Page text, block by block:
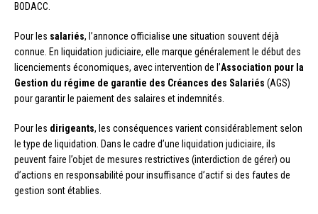
BODACC.
Pour les salariés, l’annonce officialise une situation souvent déjà
connue. En liquidation judiciaire, elle marque généralement le début des
licenciements économiques, avec intervention de l’Association pour la
Gestion du régime de garantie des Créances des Salariés (AGS)
pour garantir le paiement des salaires et indemnités.
Pour les dirigeants, les conséquences varient considérablement selon
le type de liquidation. Dans le cadre d’une liquidation judiciaire, ils
peuvent faire l’objet de mesures restrictives (interdiction de gérer) ou
d’actions en responsabilité pour insuffisance d’actif si des fautes de
gestion sont établies.